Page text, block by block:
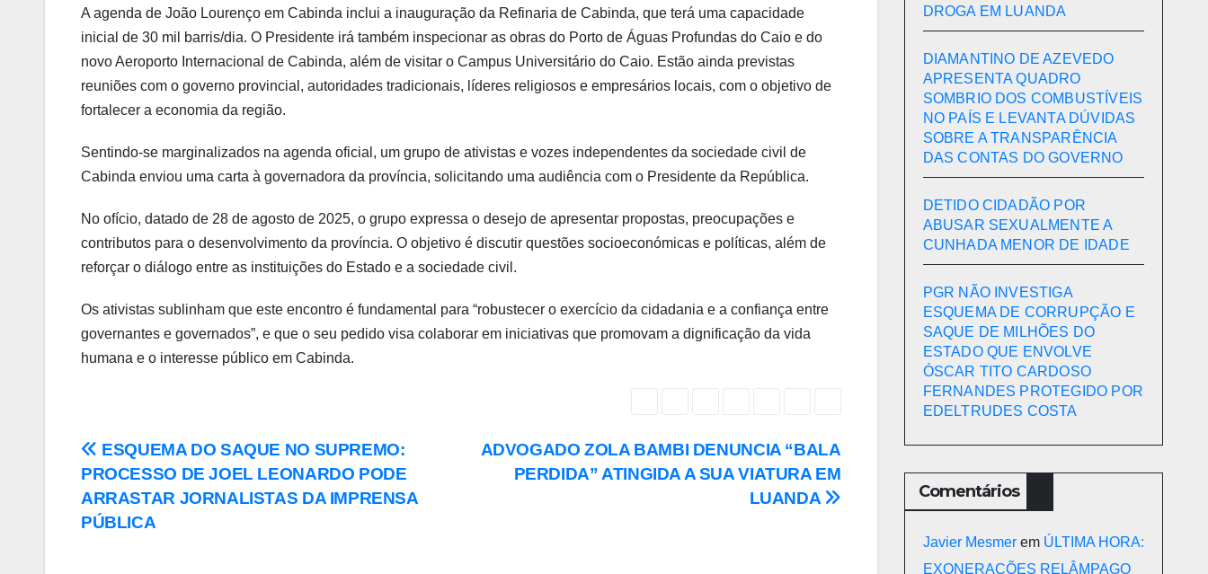
A agenda de João Lourenço em Cabinda inclui a inauguração da Refinaria de Cabinda, que terá uma capacidade
inicial de 30 mil barris/dia. O Presidente irá também inspecionar as obras do Porto de Águas Profundas do Caio e do
novo Aeroporto Internacional de Cabinda, além de visitar o Campus Universitário do Caio. Estão ainda previstas
reuniões com o governo provincial, autoridades tradicionais, líderes religiosos e empresários locais, com o objetivo de
fortalecer a economia da região.
Sentindo-se marginalizados na agenda oficial, um grupo de ativistas e vozes independentes da sociedade civil de
Cabinda enviou uma carta à governadora da província, solicitando uma audiência com o Presidente da República.
No ofício, datado de 28 de agosto de 2025, o grupo expressa o desejo de apresentar propostas, preocupações e
contributos para o desenvolvimento da província. O objetivo é discutir questões socioeconómicas e políticas, além de
reforçar o diálogo entre as instituições do Estado e a sociedade civil.
Os ativistas sublinham que este encontro é fundamental para “robustecer o exercício da cidadania e a confiança entre
governantes e governados”, e que o seu pedido visa colaborar em iniciativas que promovam a dignificação da vida
humana e o interesse público em Cabinda.
ADVOGADO ZOLA BAMBI DENUNCIA “BALA
PERDIDA” ATINGIDA A SUA VIATURA EM
LUANDA
ESQUEMA DO SAQUE NO SUPREMO:
PROCESSO DE JOEL LEONARDO PODE
ARRASTAR JORNALISTAS DA IMPRENSA
PÚBLICA
DROGA EM LUANDA
DIAMANTINO DE AZEVEDO
APRESENTA QUADRO
SOMBRIO DOS COMBUSTÍVEIS
NO PAÍS E LEVANTA DÚVIDAS
SOBRE A TRANSPARÊNCIA
DAS CONTAS DO GOVERNO
DETIDO CIDADÃO POR
ABUSAR SEXUALMENTE A
CUNHADA MENOR DE IDADE
PGR NÃO INVESTIGA
ESQUEMA DE CORRUPÇÃO E
SAQUE DE MILHÕES DO
ESTADO QUE ENVOLVE
ÓSCAR TITO CARDOSO
FERNANDES PROTEGIDO POR
EDELTRUDES COSTA
Comentários
Javier Mesmerem ÚLTIMA HORA:
EXONERAÇÕES RELÂMPAGO